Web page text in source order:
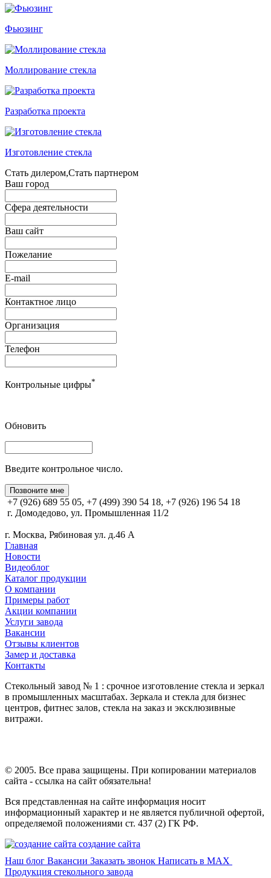
Фьюзинг
Моллирование стекла
Разработка проекта
Изготовление стекла
Стать дилером,Стать партнером
Ваш город
Сфера деятельности
Ваш сайт
Пожелание
E-mail
Контактное лицо
Организация
Телефон
Контрольные цифры*
Обновить
Введите контрольное число.
Позвоните мне
+7 (926) 689 55 05, +7 (499) 390 54 18, +7 (926) 196 54 18
г. Домодедово, ул. Промышленная 11/2
г. Москва, Рябиновая ул. д.46 А
Главная
Новости
Видеоблог
Каталог продукции
О компании
Примеры работ
Акции компании
Услуги завода
Вакансии
Отзывы клиентов
Замер и доставка
Контакты
Стекольный завод № 1 : срочное изготовление стекла и зеркал
в промышленных масштабах. Зеркала и стекла для бизнес
центров, фитнес залов, стекла на заказ и эксклюзивные
витражи.
© 2005. Все права защищены. При копировании материалов
сайта - ссылка на сайт обязательна!
Вся представленная на сайте информация носит
информационный характер и не является публичной офертой,
определяемой положениями ст. 437 (2) ГК РФ.
создание сайта
Наш блог Вакансии Заказать звонок Написать в MAX
Продукция стекольного завода